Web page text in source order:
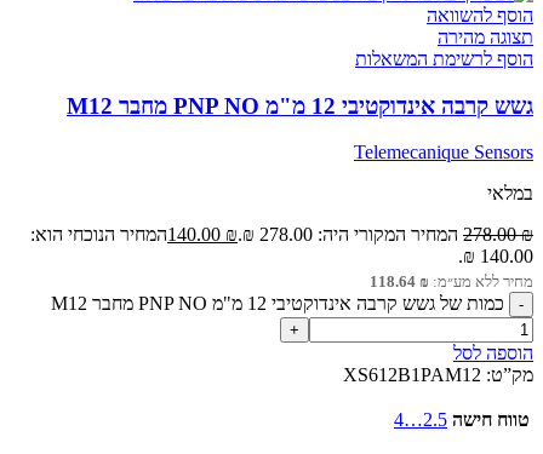
הוסף להשוואה
תצוגה מהירה
הוסף לרשימת המשאלות
גשש קרבה אינדוקטיבי 12 מ"מ PNP NO מחבר M12
Telemecanique Sensors
במלאי
278.00₪ המחיר המקורי היה: 278.00 ₪. 140.00 ₪
המחיר הנוכחי הוא:
140.00 ₪.
מחיר ללא מע״מ: 118.64 ₪
כמות של גשש קרבה אינדוקטיבי 12 מ"מ PNP NO מחבר M12
הוספה לסל
מק”ט: XS612B1PAM12
טווח חישה 2.5…4